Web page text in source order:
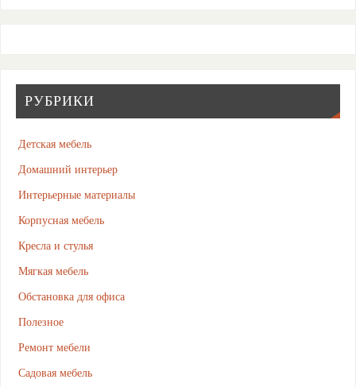
РУБРИКИ
Детская мебель
Домашний интерьер
Интерьерные материалы
Корпусная мебель
Кресла и стулья
Мягкая мебель
Обстановка для офиса
Полезное
Ремонт мебели
Садовая мебель